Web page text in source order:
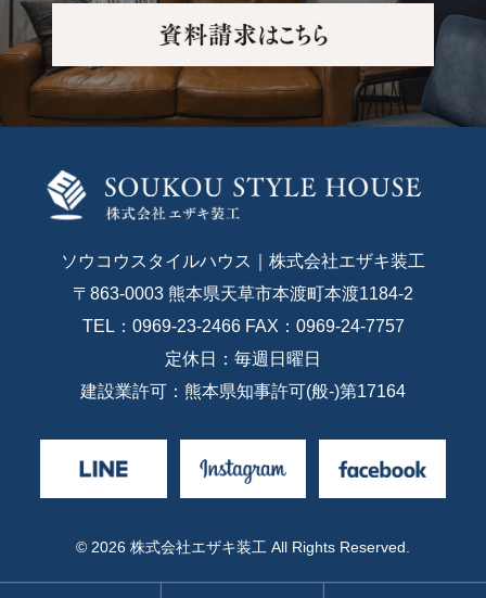
ソウコウスタイルハウス｜株式会社エザキ装工
〒863-0003 熊本県天草市本渡町本渡1184-2
TEL：0969-23-2466 FAX：0969-24-7757
定休日：毎週日曜日
建設業許可：熊本県知事許可(般-)第17164
© 2026 株式会社エザキ装工 All Rights Reserved.